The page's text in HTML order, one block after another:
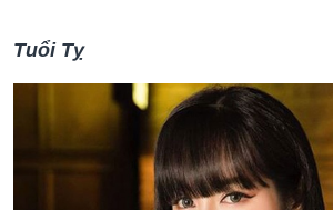
Tuổi Tỵ